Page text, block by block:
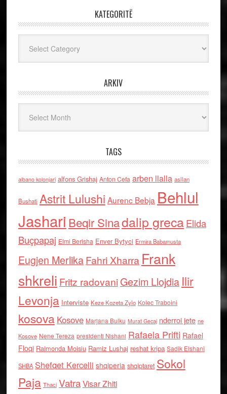
KATEGORITË
ARKIV
TAGS
albano kolonjari alfons Grishaj Anton Cefa arben llalla asllan
Bushati Astrit Lulushi Aurenc Bebja Behlul
Jashari Beqir Sinadalip grecaElida
Buçpapaj Elmi Berisha Enver Bytyci Ermira Babamusta
Eugjen MerlikaFahri Xharra Frank
shkreli Fritz radovaniGezim Llojdia Ilir
Levonja Interviste Keze Kozeta Zylo Kolec Traboini
kosova Kosove Marjana Bulku Murat Gecaj nderroi jete ne
Kosove Nene Tereza presidenti Nishani Rafaela Prifti Rafael
Floqi Raimonda Moisiu Ramiz Lushaj reshat kripa Sadik Elshani
SHBA Shefqet Kercelli shqiperia shqiptaret Sokol
Paja Thaci VatraVisar Zhiti